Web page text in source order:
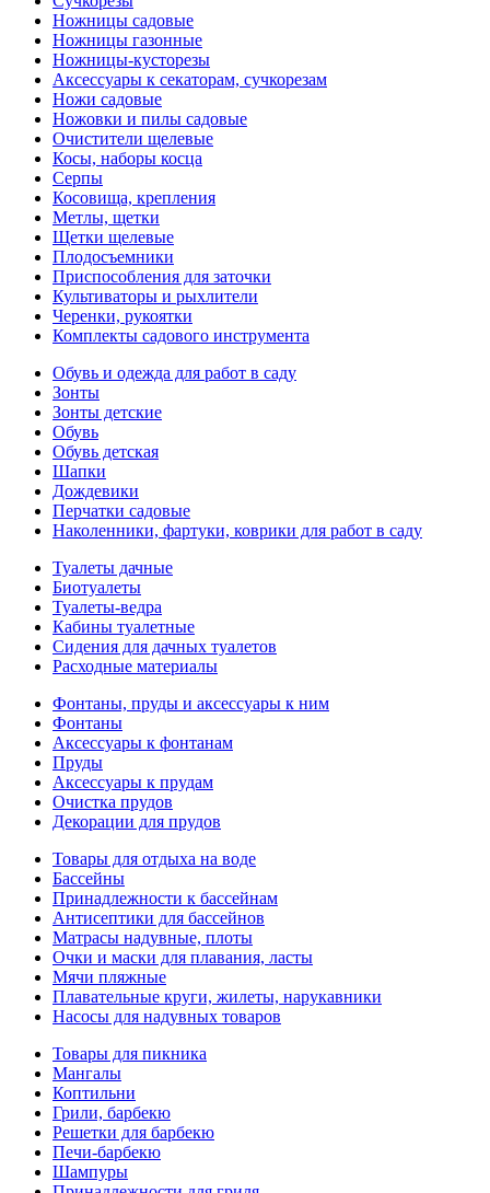
Ножницы садовые
Ножницы газонные
Ножницы-кусторезы
Аксессуары к секаторам, сучкорезам
Ножи садовые
Ножовки и пилы садовые
Очистители щелевые
Косы, наборы косца
Серпы
Косовища, крепления
Метлы, щетки
Щетки щелевые
Плодосъемники
Приспособления для заточки
Культиваторы и рыхлители
Черенки, рукоятки
Комплекты садового инструмента
Обувь и одежда для работ в саду
Зонты
Зонты детские
Обувь
Обувь детская
Шапки
Дождевики
Перчатки садовые
Наколенники, фартуки, коврики для работ в саду
Туалеты дачные
Биотуалеты
Туалеты-ведра
Кабины туалетные
Сидения для дачных туалетов
Расходные материалы
Фонтаны, пруды и аксессуары к ним
Фонтаны
Аксессуары к фонтанам
Пруды
Аксессуары к прудам
Очистка прудов
Декорации для прудов
Товары для отдыха на воде
Бассейны
Принадлежности к бассейнам
Антисептики для бассейнов
Матраcы надувные, плоты
Очки и маски для плавания, ласты
Мячи пляжные
Плавательные круги, жилеты, нарукавники
Насосы для надувных товаров
Товары для пикника
Мангалы
Коптильни
Грили, барбекю
Решетки для барбекю
Печи-барбекю
Шампуры